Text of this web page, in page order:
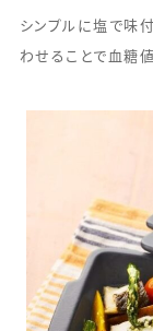
シンプルに塩で味
わせることで血糖